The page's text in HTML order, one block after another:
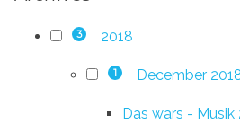
3 2018
1 December
Das wars - Musik